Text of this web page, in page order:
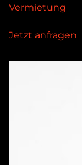
Vermietung
Jetzt anfragen